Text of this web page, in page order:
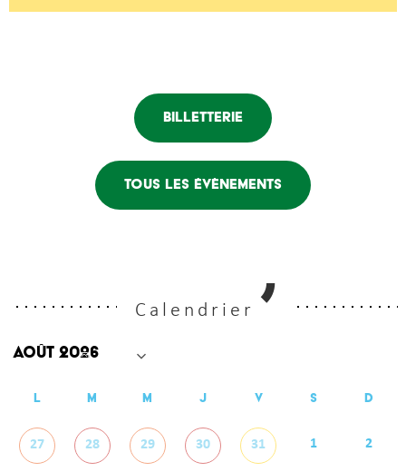
Billetterie
Tous les évènements
Calendrier
L M M J V S D
27 28 29 30 31 1 2